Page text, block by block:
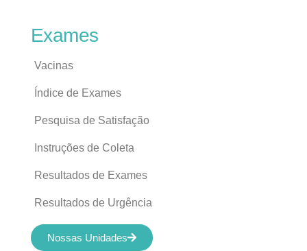
Exames
Vacinas
Índice de Exames
Pesquisa de Satisfação
Instruções de Coleta
Resultados de Exames
Resultados de Urgência
Nossas Unidades